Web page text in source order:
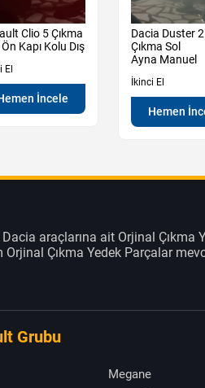
Clio 5 Çıkma
Kapı Kolu Dış
El
İncele
Dacia Duster 2
Çıkma Sol
Ayna Manuel
İkinci El
Hemen
araçlarına ait Orjinal Çıkma
Orjinal Çıkma Yedek Parçalar
Grubu
Megane